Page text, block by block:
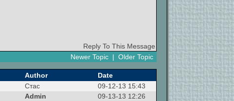
Reply To This Message
Newer Topic | Older Topic
Author
Date
Стас
09-12-13 15:43
Admin
09-13-13 12:26